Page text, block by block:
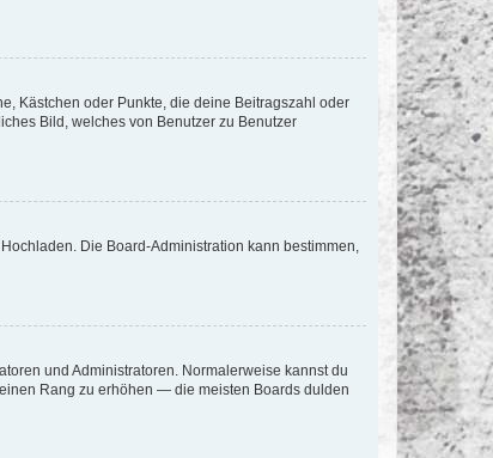
Kästchen oder Punkte, die deine Beitragszahl oder
Bild, welches von Benutzer zu Benutzer
Die Board-Administration kann bestimmen,
und Administratoren. Normalerweise kannst du
Rang zu erhöhen — die meisten Boards dulden